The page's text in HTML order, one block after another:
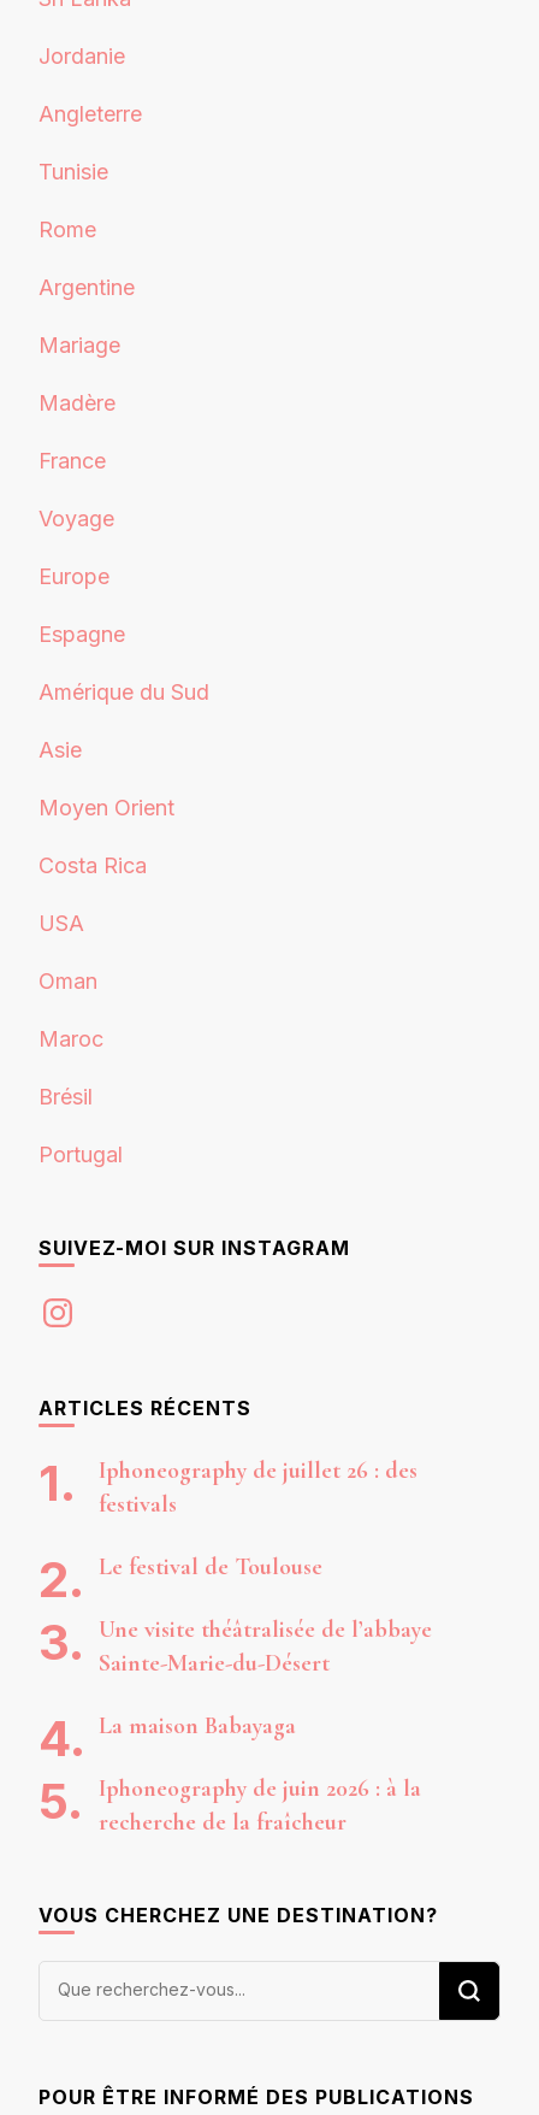
Jordanie
Angleterre
Tunisie
Rome
Argentine
Mariage
Madère
France
Voyage
Europe
Espagne
Amérique du Sud
Asie
Moyen Orient
Costa Rica
USA
Oman
Maroc
Brésil
Portugal
SUIVEZ-MOI SUR INSTAGRAM
Instagram
ARTICLES RÉCENTS
Iphoneography de juillet 26 : des
festivals
Le festival de Toulouse
Une visite théâtralisée de l’abbaye
Sainte-Marie-du-Désert
La maison Babayaga
Iphoneography de juin 2026 : à la
recherche de la fraîcheur
VOUS CHERCHEZ UNE DESTINATION?
Vous
POUR ÊTRE INFORMÉ DES PUBLICATIONS